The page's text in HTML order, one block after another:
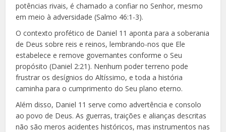
potências rivais, é chamado a confiar no Senhor, mesmo
em meio à adversidade (Salmo 46:1-3).
O contexto profético de Daniel 11 aponta para a soberania
de Deus sobre reis e reinos, lembrando-nos que Ele
estabelece e remove governantes conforme o Seu
propósito (Daniel 2:21). Nenhum poder terreno pode
frustrar os desígnios do Altíssimo, e toda a história
caminha para o cumprimento do Seu plano eterno.
Além disso, Daniel 11 serve como advertência e consolo
ao povo de Deus. As guerras, traições e alianças descritas
não são meros acidentes históricos, mas instrumentos nas